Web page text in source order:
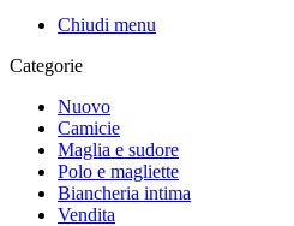
Chiudi menu
Categorie
Nuovo
Camicie
Maglia e sudore
Polo e magliette
Biancheria intima
Vendita